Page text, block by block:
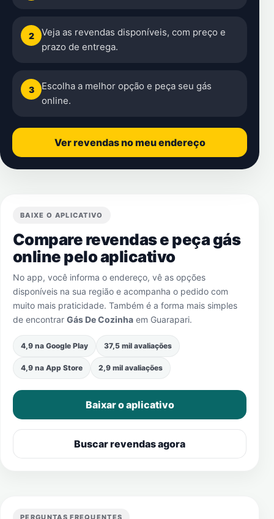
2
Veja as revendas disponíveis, com preço e
prazo de entrega.
3
Escolha a melhor opção e peça seu gás
online.
Ver revendas no meu endereço
BAIXE O APLICATIVO
Compare revendas e peça gás
online pelo aplicativo
No app, você informa o endereço, vê as opções
disponíveis na sua região e acompanha o pedido com
muito mais praticidade. Também é a forma mais simples
de encontrar Gás De Cozinha em Guarapari.
4,9 na Google Play 37,5 mil avaliações
4,9 na App Store 2,9 mil avaliações
Baixar o aplicativo
Buscar revendas agora
PERGUNTAS FREQUENTES